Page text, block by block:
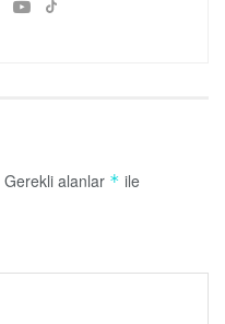
Gerekli alanlar * ile